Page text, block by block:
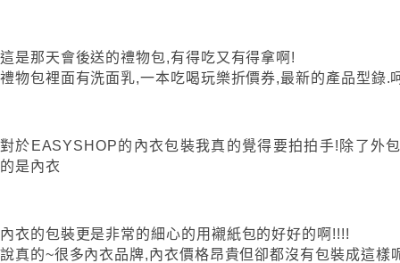
這是那天會後送的禮物包,有得吃又有得拿啊!
禮物包裡面有洗面乳,一本吃喝玩樂折價券,最新的產品型錄.
對於EASYSHOP的內衣包裝我真的覺得要拍拍手!除了外
的是內衣
內衣的包裝更是非常的細心的用襯紙包的好好的啊!!!!
說真的~很多內衣品牌,內衣價格昂貴但卻都沒有包裝成這樣